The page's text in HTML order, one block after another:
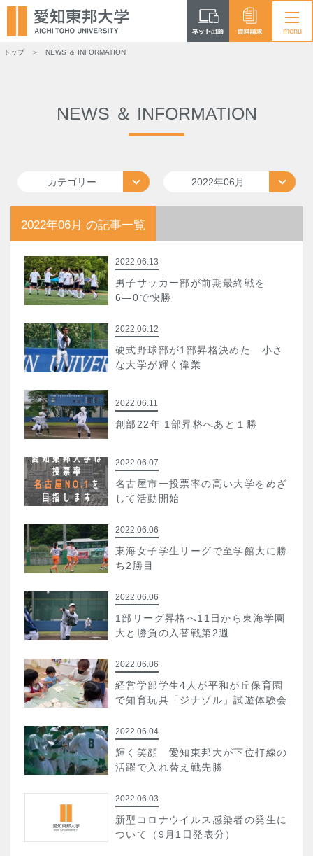
トップ NEWS ＆ INFORMATION
NEWS ＆ INFORMATION
カテゴリー 2022年06月
2022年06月 の記事一覧
2022.06.13
男子サッカー部が前期最終戦を
6―0で快勝
2022.06.12
硬式野球部が1部昇格決めた 小さ
な大学が輝く偉業
2022.06.11
創部22年 1部昇格へあと１勝
2022.06.07
名古屋市一投票率の高い大学をめざ
して活動開始
2022.06.06
東海女子学生リーグで至学館大に勝
ち2勝目
2022.06.06
1部リーグ昇格へ11日から東海学園
大と勝負の入替戦第2週
2022.06.06
経営学部学生4人が平和が丘保育園
で知育玩具「ジナゾル」試遊体験会
2022.06.04
輝く笑顔 愛知東邦大が下位打線の
活躍で入れ替え戦先勝
2022.06.03
新型コロナウイルス感染者の発生に
ついて（9月1日発表分）